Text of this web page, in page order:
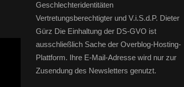
Geschlechteridentitäten
Vertretungsberechtigter und V.i.S.d.P. Dieter
Gürz Die Einhaltung der DS-GVO ist
ausschließlich Sache der Overblog-Hosting-
Plattform. Ihre E-Mail-Adresse wird nur zur
Zusendung des Newsletters genutzt.